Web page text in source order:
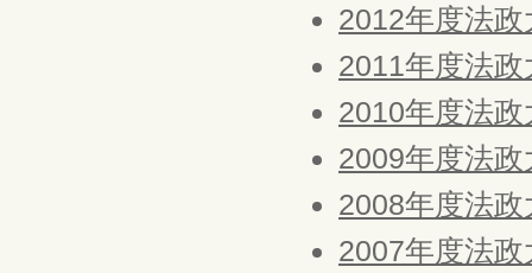
2012年度法
2011年度法
2010年度法
2009年度法
2008年度法
2007年度法